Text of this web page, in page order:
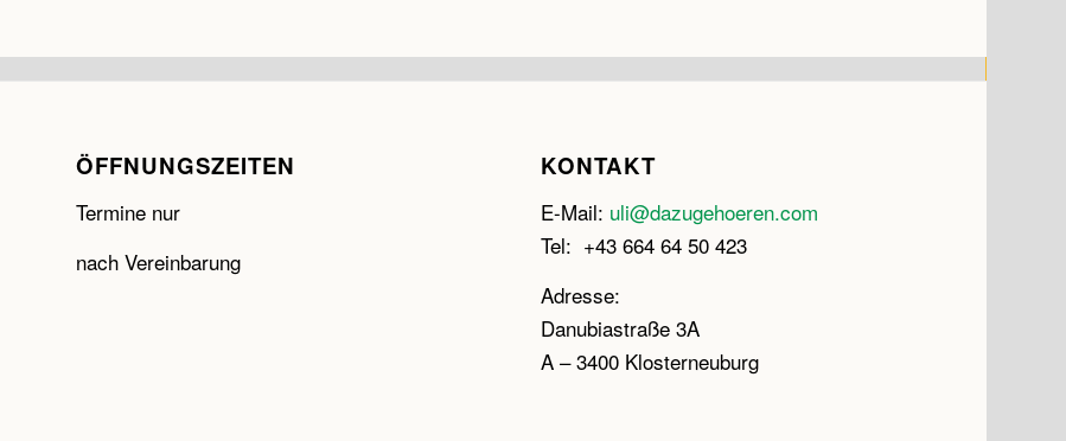
ÖFFNUNGSZEITEN
Termine nur
nach Vereinbarung
KONTAKT
E-Mail: uli@dazugehoeren.com
Tel: +43 664 64 50 423
Adresse:
Danubiastraße 3A
A – 3400 Klosterneuburg